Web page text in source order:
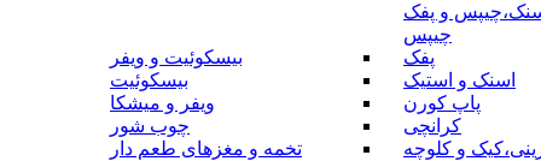
و پفک
چیپس
پفک
اسنک و استیک
پاپ کورن
کرانچی
و کلوچه
بیسکوئیت و ویفر
بیسکوئیت
ویفر و میشکا
چوب شور
تخمه و مغزهای طعم دار